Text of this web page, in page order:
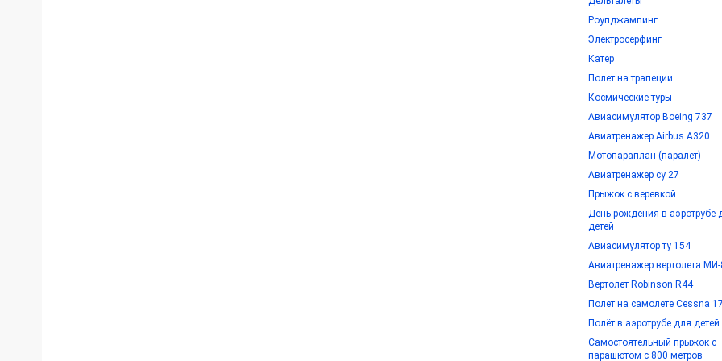
Роупджампинг
Электросерфинг
Катер
Полет на трапеции
Космические туры
Авиасимулятор Boeing 737
Авиатренажер Airbus A320
Мотопараплан (паралет)
Авиатренажер су 27
Прыжок с веревкой
День рождения в аэротрубе
детей
Авиасимулятор ту 154
Авиатренажер вертолета МИ-
Вертолет Robinson R44
Полет на самолете Cessna
Полёт в аэротрубе для детей
Самостоятельный прыжок с
парашютом с 800 метров